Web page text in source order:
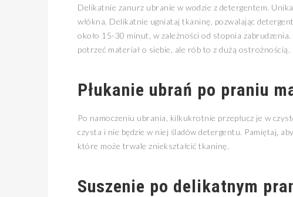
Delikatnie zanurz ubranie w wodzie z detergentem.
włókna. Delikatnie ugniataj tkaninę, pozwalając
około 15-30 minut, w zależności od stopnia
potrzeć materiał o siebie, ale rób to z dużą ostrożnością.
Płukanie ubrań po praniu
Po namoczeniu ubrania, kilkukrotnie przepłucz je w
czysta i nie będzie w niej śladów detergentu. Pamiętaj,
które może trwale zniekształcić tkaninę.
Suszenie po delikatnym